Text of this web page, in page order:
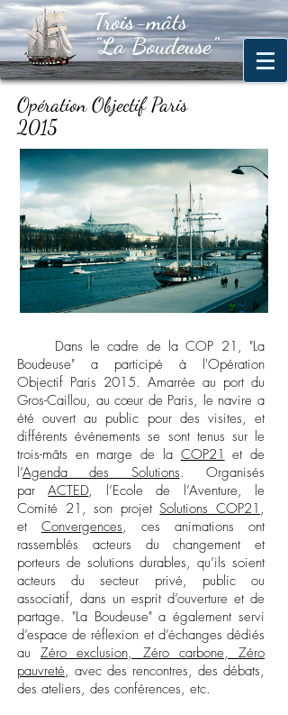
"La
Boudeuse"
Trois-mâts
"La Boudeuse"
Opération Objectif Paris
2015
Dans le cadre de la COP 21, "La
Boudeuse" a participé à l'Opération
Objectif Paris 2015. Amarrée au port du
Gros-Caillou, au cœur de Paris, le navire a
été ouvert au public pour des visites, et
différents événements se sont tenus sur le
trois-mâts en marge de la COP21 et de
l’Agenda des Solutions. Organisés
parACTED, l’Ecole de l’Aventure, le
Comité 21, son projetSolutions COP21 ,
et Convergences, ces animations ont
rassemblés acteurs du changement et
porteurs de solutions durables, qu’ils soient
acteurs du secteur privé, public ou
associatif, dans un esprit d’ouverture et de
partage. "La Boudeuse" a également servi
d’espace de réflexion et d’échanges dédiés
auZéro exclusion, Zéro carbone, Zéro
pauvreté, avec des rencontres, des débats,
des ateliers, des conférences, etc.